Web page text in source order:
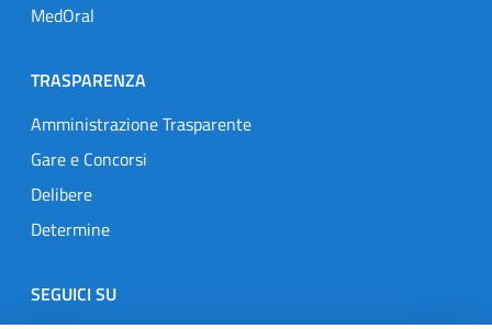
MedOral
TRASPARENZA
Amministrazione Trasparente
Gare e Concorsi
Delibere
Determine
SEGUICI SU